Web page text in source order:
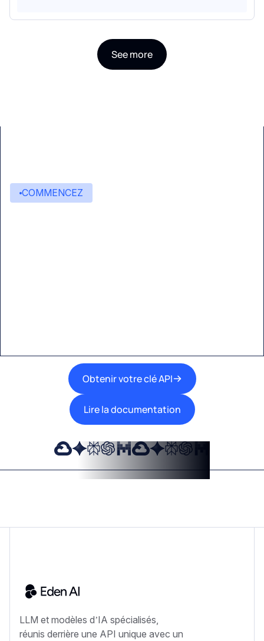
See more
COMMENCEZ
Obtenir votre clé API
Lire la documentation
LLM et modèles d’IA spécialisés,
réunis derrière une API unique avec un